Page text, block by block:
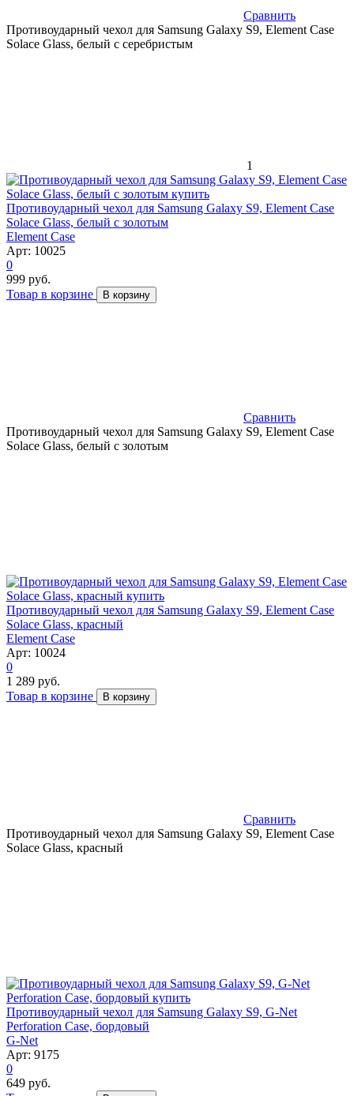
Сравнить
Противоударный чехол для Samsung Galaxy S9, Element Case
Solace Glass, белый с серебристым
1
Противоударный чехол для Samsung Galaxy S9, Element Case
Solace Glass, белый с золотым
Element Case
Арт: 10025
0
999 руб.
Товар в корзине
В корзину
Сравнить
Противоударный чехол для Samsung Galaxy S9, Element Case
Solace Glass, белый с золотым
Противоударный чехол для Samsung Galaxy S9, Element Case
Solace Glass, красный
Element Case
Арт: 10024
0
1 289 руб.
Товар в корзине
В корзину
Сравнить
Противоударный чехол для Samsung Galaxy S9, Element Case
Solace Glass, красный
Противоударный чехол для Samsung Galaxy S9, G-Net
Perforation Case, бордовый
G-Net
Арт: 9175
0
649 руб.